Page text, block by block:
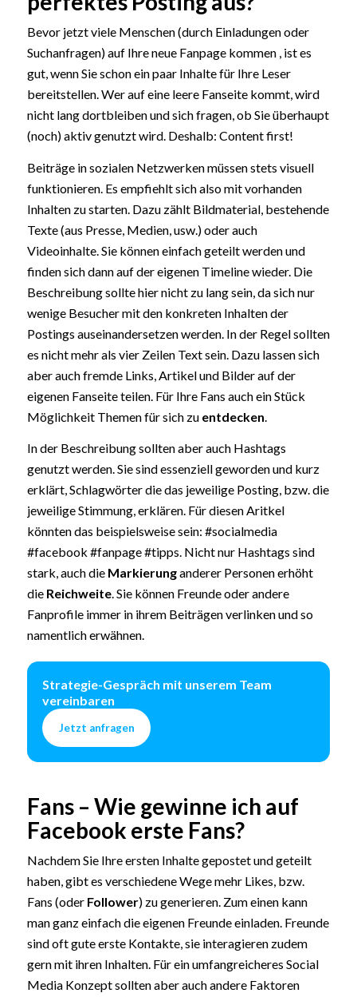
Bevor jetzt viele Menschen (durch Einladungen oder
Suchanfragen) auf Ihre neue Fanpage kommen , ist es
gut, wenn Sie schon ein paar Inhalte für Ihre Leser
bereitstellen. Wer auf eine leere Fanseite kommt, wird
nicht lang dortbleiben und sich fragen, ob Sie überhaupt
(noch) aktiv genutzt wird. Deshalb: Content first!
Beiträge in sozialen Netzwerken müssen stets visuell
funktionieren. Es empfiehlt sich also mit vorhanden
Inhalten zu starten. Dazu zählt Bildmaterial, bestehende
Texte (aus Presse, Medien, usw.) oder auch
Videoinhalte. Sie können einfach geteilt werden und
finden sich dann auf der eigenen Timeline wieder. Die
Beschreibung sollte hier nicht zu lang sein, da sich nur
wenige Besucher mit den konkreten Inhalten der
Postings auseinandersetzen werden. In der Regel sollten
es nicht mehr als vier Zeilen Text sein. Dazu lassen sich
aber auch fremde Links, Artikel und Bilder auf der
eigenen Fanseite teilen. Für Ihre Fans auch ein Stück
Möglichkeit Themen für sich zu entdecken.
In der Beschreibung sollten aber auch Hashtags
genutzt werden. Sie sind essenziell geworden und kurz
erklärt, Schlagwörter die das jeweilige Posting, bzw. die
jeweilige Stimmung, erklären. Für diesen Aritkel
könnten das beispielsweise sein: #socialmedia
#facebook #fanpage #tipps. Nicht nur Hashtags sind
stark, auch die Markierunganderer Personen erhöht
die Reichweite. Sie können Freunde oder andere
Fanprofile immer in ihrem Beiträgen verlinken und so
namentlich erwähnen.
Strategie-Gespräch mit unserem Team
vereinbaren
Jetzt anfragen
Fans – Wie gewinne ich auf
Facebook erste Fans?
Nachdem Sie Ihre ersten Inhalte gepostet und geteilt
haben, gibt es verschiedene Wege mehr Likes, bzw.
Fans (oder Follower) zu generieren. Zum einen kann
man ganz einfach die eigenen Freunde einladen. Freunde
sind oft gute erste Kontakte, sie interagieren zudem
gern mit ihren Inhalten. Für ein umfangreicheres Social
Media Konzept sollten aber auch andere Faktoren